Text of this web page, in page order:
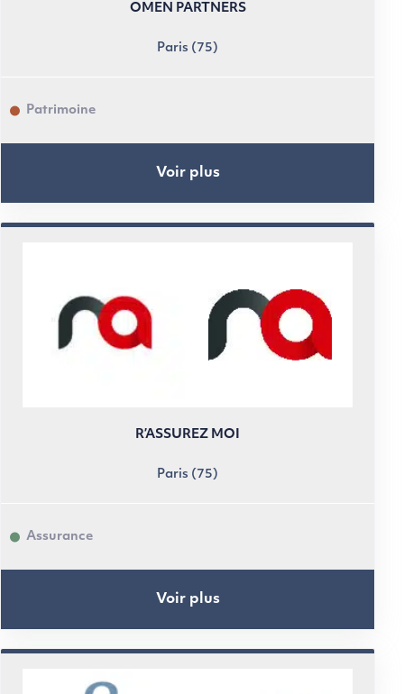
OMEN PARTNERS
Paris (75)
Patrimoine
Voir plus
R’ASSUREZ MOI
Paris (75)
Assurance
Voir plus